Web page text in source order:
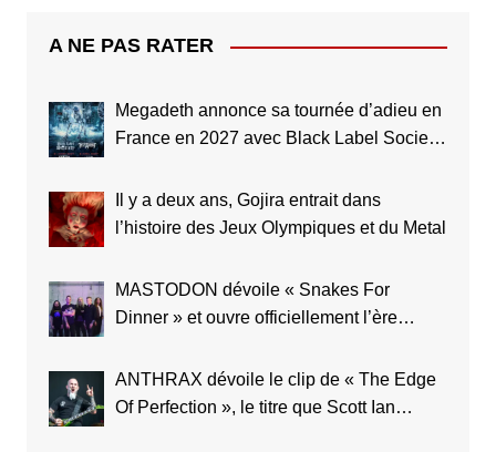
A NE PAS RATER
Megadeth annonce sa tournée d’adieu en
France en 2027 avec Black Label Society
Il y a deux ans, Gojira entrait dans
l’histoire des Jeux Olympiques et du Metal
MASTODON dévoile « Snakes For
Dinner » et ouvre officiellement l’ère
ANTHRAX dévoile le clip de « The Edge
Of Perfection », le titre que Scott Ian